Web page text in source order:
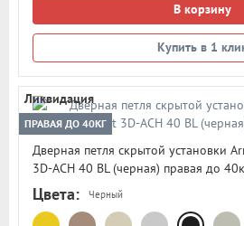
В корзину
Купить в 1
Ликвидация
ПРАВАЯ ДО 40КГ
Дверная петля скрытой установки
3D-ACH 40 BL (черная) правая до
Цвета: Черный